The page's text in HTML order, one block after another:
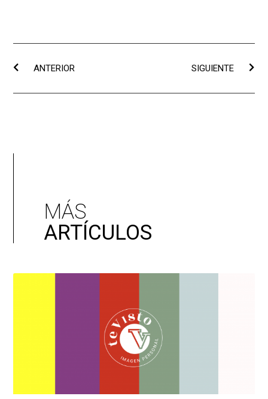
ANTERIOR SIGUIENTE
MÁS
ARTÍCULOS